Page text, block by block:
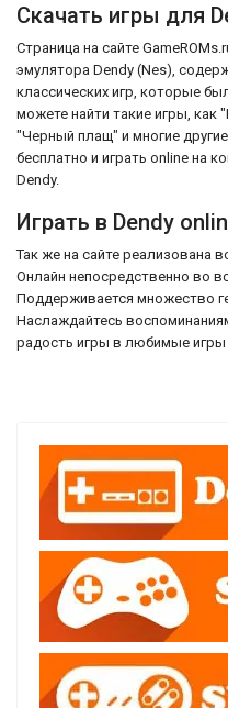
Скачать игры для
Страница на сайте
эмулятора Dendy (Nes),
классических игр, которые
можете найти такие игры, как
"Черный плащ" и многие
бесплатно и играть online на
Dendy.
Играть в Dendy
Так же на сайте реализована
Онлайн непосредственно во
Поддерживается множество
Наслаждайтесь
радость игры в любимые